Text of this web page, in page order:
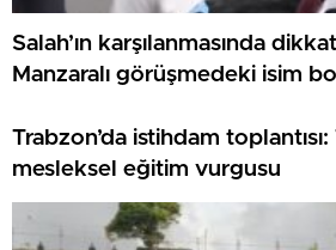
Salah’ın karşılanmasında
Manzaralı görüşmedeki isim
Trabzon’da istihdam
mesleksel eğitim vurgusu